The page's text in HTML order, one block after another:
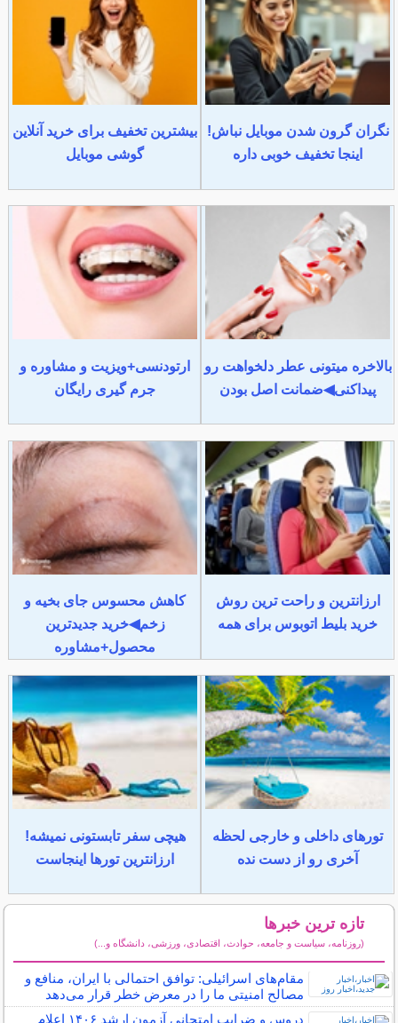
نگران گرون شدن موبایل نباش!
اینجا تخفیف خوبی داره
بیشترین تخفیف برای خرید آنلاین
گوشی موبایل
بالاخره میتونی عطر دلخواهت رو
پیداکنی◀ضمانت اصل بودن
ارتودنسی+ویزیت و مشاوره و
جرم گیری رایگان
ارزانترین و راحت ترین روش
خرید بلیط اتوبوس برای همه
کاهش محسوس جای بخیه و
زخم◀خرید جدیدترین
محصول+مشاوره
تورهای داخلی و خارجی لحظه
آخری رو از دست نده
هیچی سفر تابستونی نمیشه!
ارزانترین تورها اینجاست
تازه ترین خبرها
(روزنامه، سیاست و جامعه، حوادث، اقتصادی، ورزشی، دانشگاه و...)
مقام‌های اسرائیلی: توافق احتمالی با ایران، منافع و
مصالح امنیتی ما را در معرض خطر قرار می‌دهد
دروس و ضرایب امتحانی آزمون ارشد ۱۴۰۶ اعلام